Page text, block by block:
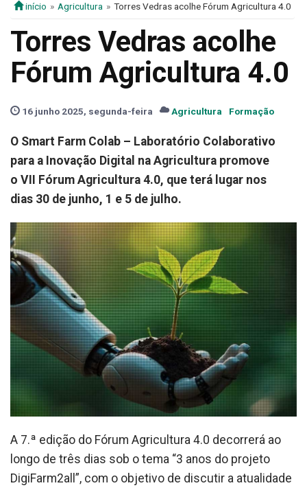
início Agricultura Torres Vedras acolhe Fórum Agricultura 4.0
Torres Vedras acolhe
Fórum Agricultura 4.0
16 junho 2025, segunda-feira Agricultura Formação
O Smart Farm Colab – Laboratório Colaborativo
para a Inovação Digital na Agricultura promove
o VII Fórum Agricultura 4.0, que terá lugar nos
dias 30 de junho, 1 e 5 de julho.
A 7.ª edição do Fórum Agricultura 4.0 decorrerá ao
longo de três dias sob o tema “3 anos do projeto
DigiFarm2all”, com o objetivo de discutir a atualidade